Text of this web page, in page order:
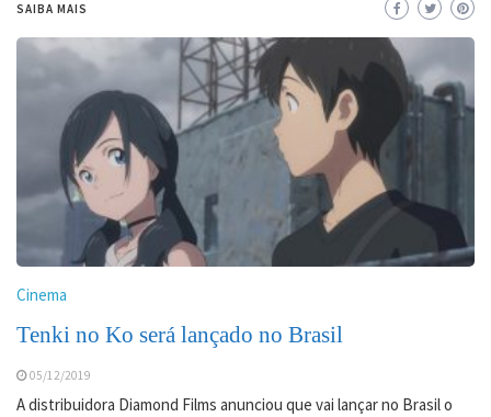
SAIBA MAIS
Cinema
Tenki no Ko será lançado no Brasil
05/12/2019
A distribuidora Diamond Films anunciou que vai lançar no Brasil o